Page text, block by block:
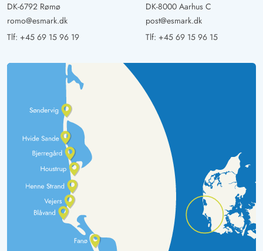
DK-6792 Rømø
romo@esmark.dk
Tlf: +45 69 15 96 19
DK-8000 Aarhus C
post@esmark.dk
Tlf: +45 69 15 96 15